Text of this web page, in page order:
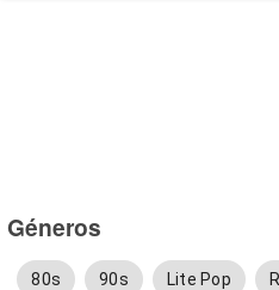
Géneros
80s 90s Lite Pop